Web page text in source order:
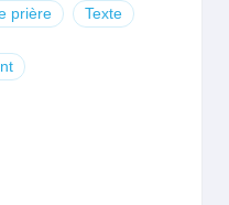
prière Texte